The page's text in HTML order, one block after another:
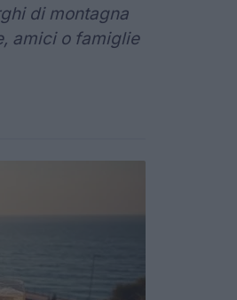
di montagna
amici o famiglie